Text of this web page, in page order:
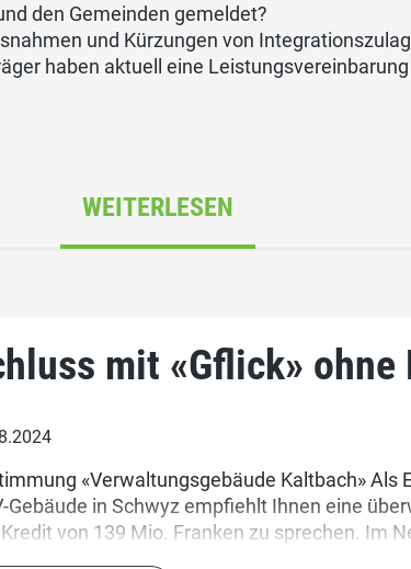
den Gemeinden gemeldet?
und Kürzungen von
haben aktuell eine
WEITERLESEN
mit «Gflick» ohne
«Verwaltungsgebäude Kaltbach» Als
Gebäude in Schwyz empfiehlt Ihnen eine
von 139 Mio. Franken zu sprechen. Im